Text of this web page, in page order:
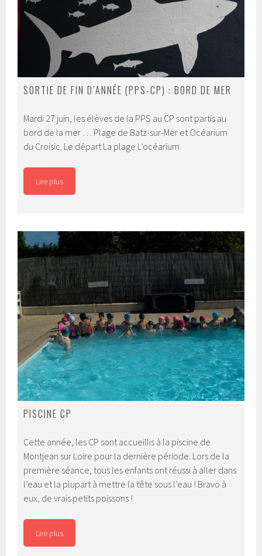
SORTIE DE FIN D’ANNÉE (PPS-CP) : BORD DE MER
Mardi 27 juin, les élèves de la PPS au CP sont partis au
bord de la mer … Plage de Batz-sur-Mer et Océarium
du Croisic. Le départ La plage L’océarium
Lire plus
PISCINE CP
Cette année, les CP sont accueillis à la piscine de
Montjean sur Loire pour la dernière période. Lors de la
première séance, tous les enfants ont réussi à aller dans
l’eau et la plupart à mettre la tête sous l’eau ! Bravo à
eux, de vrais petits poissons !
Lire plus